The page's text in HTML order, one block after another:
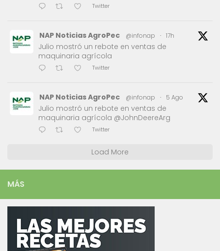
Twitter
NAP Noticias AgroPec @infonap · 17h
Julio mostró un rebote en ventas de
maquinaria agrícola
Twitter
NAP Noticias AgroPec @infonap · 5 Ago
Julio mostró un rebote en ventas de
maquinaria agrícola @JohnDeereArg
Twitter
Load More
MÁS